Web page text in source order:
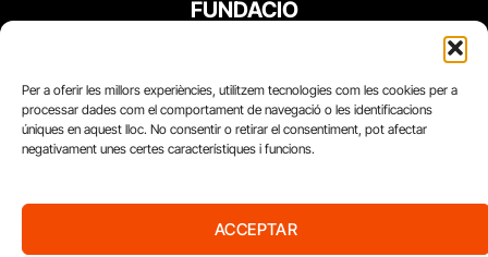
Per a oferir les millors experiències, utilitzem tecnologies com les cookies per a
processar dades com el comportament de navegació o les identificacions
úniques en aquest lloc. No consentir o retirar el consentiment, pot afectar
negativament unes certes característiques i funcions.
ACCEPTAR
FUNDACIÓ